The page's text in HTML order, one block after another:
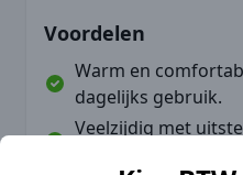
Voordelen
Warm en
dagelijks gebruik.
Veelzijdig met